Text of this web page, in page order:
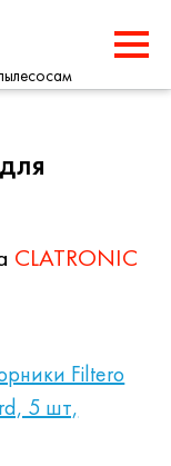
CLATRONIC
Filtero
5 шт,